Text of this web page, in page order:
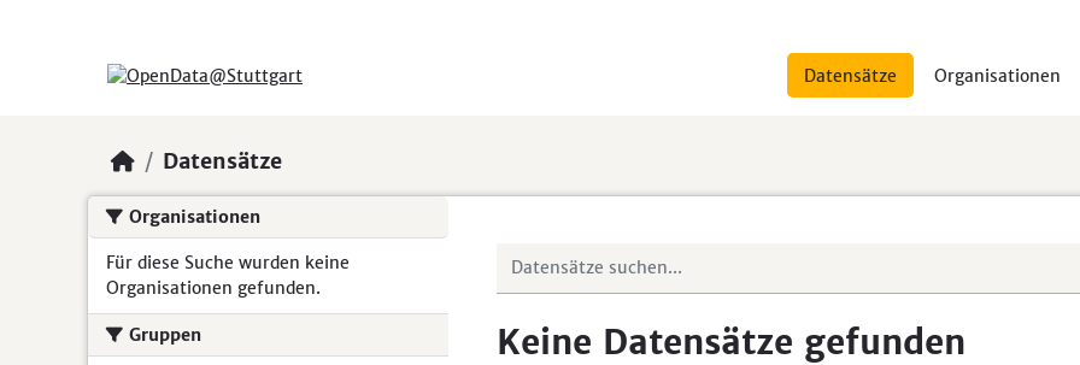
Datensätze Organisationen
Datensätze
Organisationen
Für diese Suche wurden keine
Organisationen gefunden.
Gruppen Keine Datensätze gefunden